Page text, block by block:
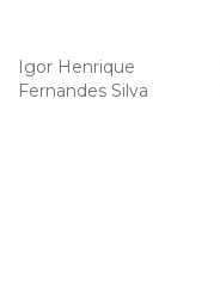
Igor Henrique
Fernandes Silva